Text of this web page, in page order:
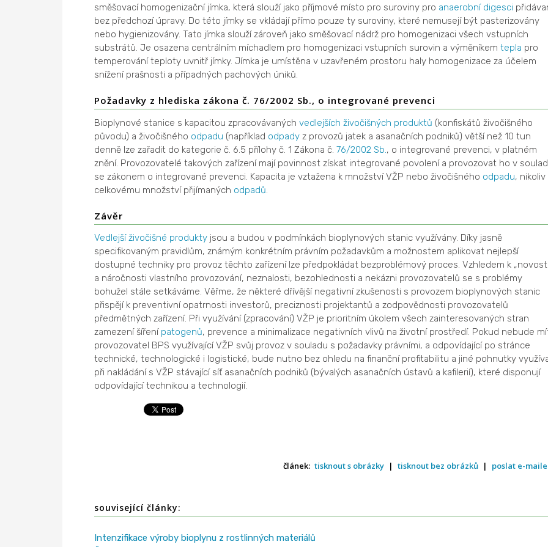
směšovací homogenizační jímka, která slouží jako příjmové místo pro suroviny pro anaerobní digesci
bez předchozí úpravy. Do této jímky se vkládají přímo pouze ty suroviny, které nemusejí být pasterizovány
nebo hygienizovány. Tato jímka slouží zároveň jako směšovací nádrž pro homogenizaci všech vstupních
substrátů. Je osazena centrálním míchadlem pro homogenizaci vstupních surovin a výměníkem tepla pro
temperování teploty uvnitř jímky. Jímka je umístěna v uzavřeném prostoru haly homogenizace za účelem
snížení prašnosti a případných pachových úniků.
Požadavky z hlediska zákona č. 76/2002 Sb., o integrované prevenci
Bioplynové stanice s kapacitou zpracovávaných vedlejších živočišných produktů (konfiskátů živočišného
původu) a živočišného odpadu (například odpadyz provozů jatek a asanačních podniků) větší než 10 tun
denně lze zařadit do kategorie č. 6.5 přílohy č. 1 Zákona č. 76/2002 Sb. , o integrované prevenci, v platném
znění. Provozovatelé takových zařízení mají povinnost získat integrované povolení a provozovat ho v
se zákonem o integrované prevenci. Kapacita je vztažena k množství VŽP nebo živočišného odpadu, nikoliv
celkovému množství přijímaných odpadů
Závěr
Vedlejší živočišné produktyjsou a budou v podmínkách bioplynových stanic využívány. Díky jasně
specifikovaným pravidlům, známým konkrétním právním požadavkům a možnostem aplikovat nejlepší
dostupné techniky pro provoz těchto zařízení lze předpokládat bezproblémový proces. Vzhledem k
a náročnosti vlastního provozování, neznalosti, bezohlednosti a nekázni provozovatelů se s problémy
bohužel stále setkáváme. Věřme, že některé dřívější negativní zkušenosti s provozem bioplynových stanic
přispějí k preventivní opatrnosti investorů, preciznosti projektantů a zodpovědnosti provozovatelů
předmětných zařízení. Při využívání (zpracování) VŽP je prioritním úkolem všech zainteresovaných stran
zamezení šíření patogenů, prevence a minimalizace negativních vlivů na životní prostředí. Pokud nebude
provozovatel BPS využívající VŽP svůj provoz v souladu s požadavky právními, a odpovídající po stránce
technické, technologické i logistické, bude nutno bez ohledu na finanční profitabilitu a jiné pohnutky
při nakládání s VŽP stávající síť asanačních podniků (bývalých asanačních ústavů a kafilerií), které disponují
odpovídající technikou a technologií.
článek: tisknout s obrázky | tisknout bez obrázků | poslat e-
související články:
Intenzifikace výroby bioplynu z rostlinných materiálů